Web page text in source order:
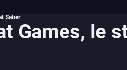
Saber
Games, le